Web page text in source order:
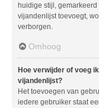
huidige stijl,
vijandenlijst toevoegt,
verborgen.
Omhoog
Hoe verwijder of voeg
vijandenlijst?
Het toevoegen van
iedere gebruiker staat